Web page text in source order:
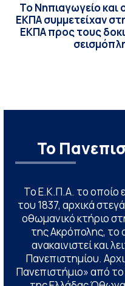
Το Νηπιαγωγείο και
ΕΚΠΑ συμμετείχαν
ΕΚΠΑ προς τους
Το
Το Ε.Κ.Π.Α. το οποίο
του 1837, αρχικά
οθωμανικό κτήριο
της Ακρόπολης, το
ανακαινιστεί και
Πανεπιστημίου.
Πανεπιστήμιο» από